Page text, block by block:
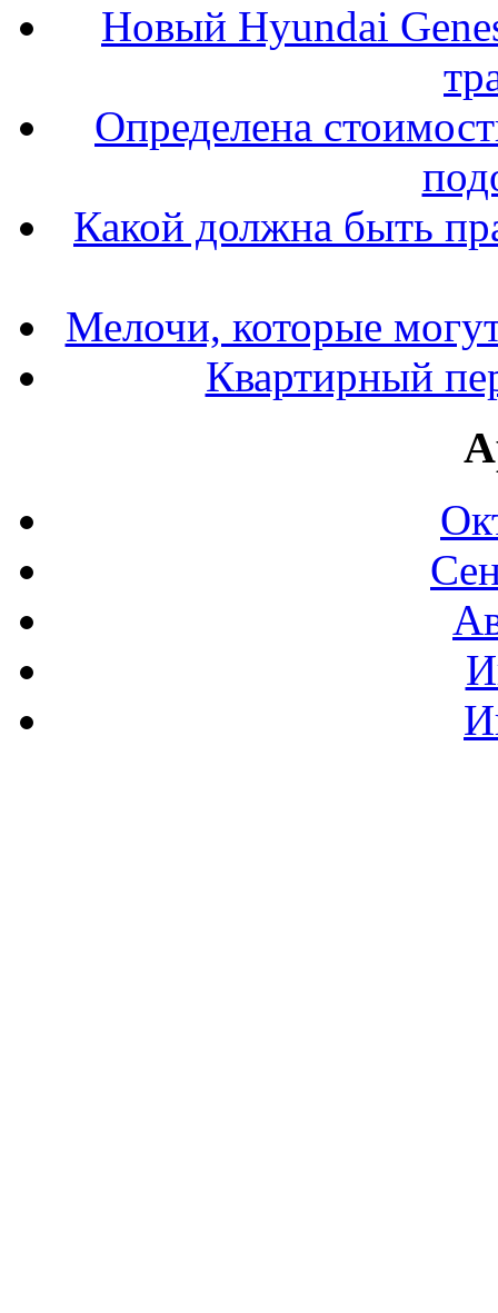
Новый Hyundai
Определена
Какой должна быть
Мелочи, которые
Квартирный